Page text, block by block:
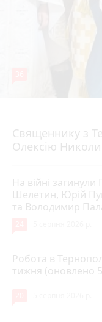
Священнику з
Олексію
На війні загинули
Шелетин, Юрій
та Володимир
Робота в
тижня (оновлено